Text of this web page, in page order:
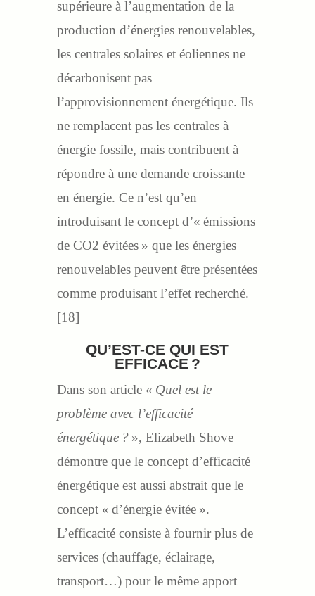
supérieure à l’augmentation de la
production d’énergies renouvelables,
les centrales solaires et éoliennes ne
décarbonisent pas
l’approvisionnement énergétique. Ils
ne remplacent pas les centrales à
énergie fossile, mais contribuent à
répondre à une demande croissante
en énergie. Ce n’est qu’en
introduisant le concept d’« émissions
de CO2 évitées » que les énergies
renouvelables peuvent être présentées
comme produisant l’effet recherché.
[18]
QU’EST-CE QUI EST
EFFICACE ?
Dans son article « Quel est le
problème avec l’efficacité
énergétique ?», Elizabeth Shove
démontre que le concept d’efficacité
énergétique est aussi abstrait que le
concept « d’énergie évitée ».
L’efficacité consiste à fournir plus de
services (chauffage, éclairage,
transport…) pour le même apport